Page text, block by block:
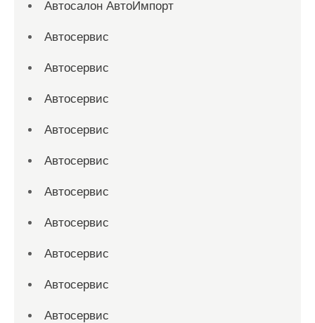
Автосалон АвтоИмпорт
Автосервис
Автосервис
Автосервис
Автосервис
Автосервис
Автосервис
Автосервис
Автосервис
Автосервис
Автосервис